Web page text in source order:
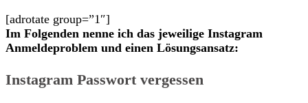
[adrotate group=”1″]
Im Folgenden nenne ich das jeweilige Instagram
Anmeldeproblem und einen Lösungsansatz:
Instagram Passwort vergessen